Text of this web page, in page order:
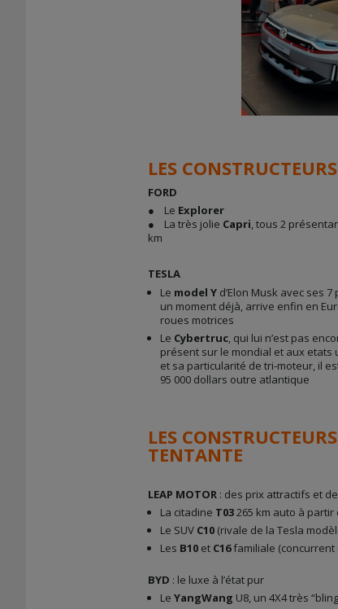
LES
FORD
● Le Explorer
● La très jolie Capri , tous 2
km
TESLA
Le model Y d’Elon Musk avec ses
un moment déjà, arrive enfin en
roues motrices
Le Cybertruc, qui lui n’est pas
présent sur le mondial et aux etats
et sa particularité de tri-moteur, il
95 000 dollars outre atlantique
LES
TENTANTE
LEAP MOTOR : des prix attractifs et
La citadine T03265 km auto à partir
Le SUV C10 (rivale de la Tesla
Les B10 et C16familiale (concurrent
BYD : le luxe à l’état pur
Le YangWang U8, un 4X4 très